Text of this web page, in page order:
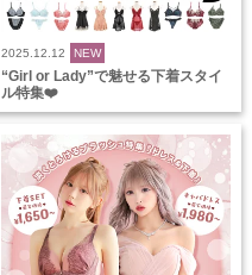
2025.12.12 NEW
“Girl or Lady”で魅せる下着スタイ
ル特集❤️